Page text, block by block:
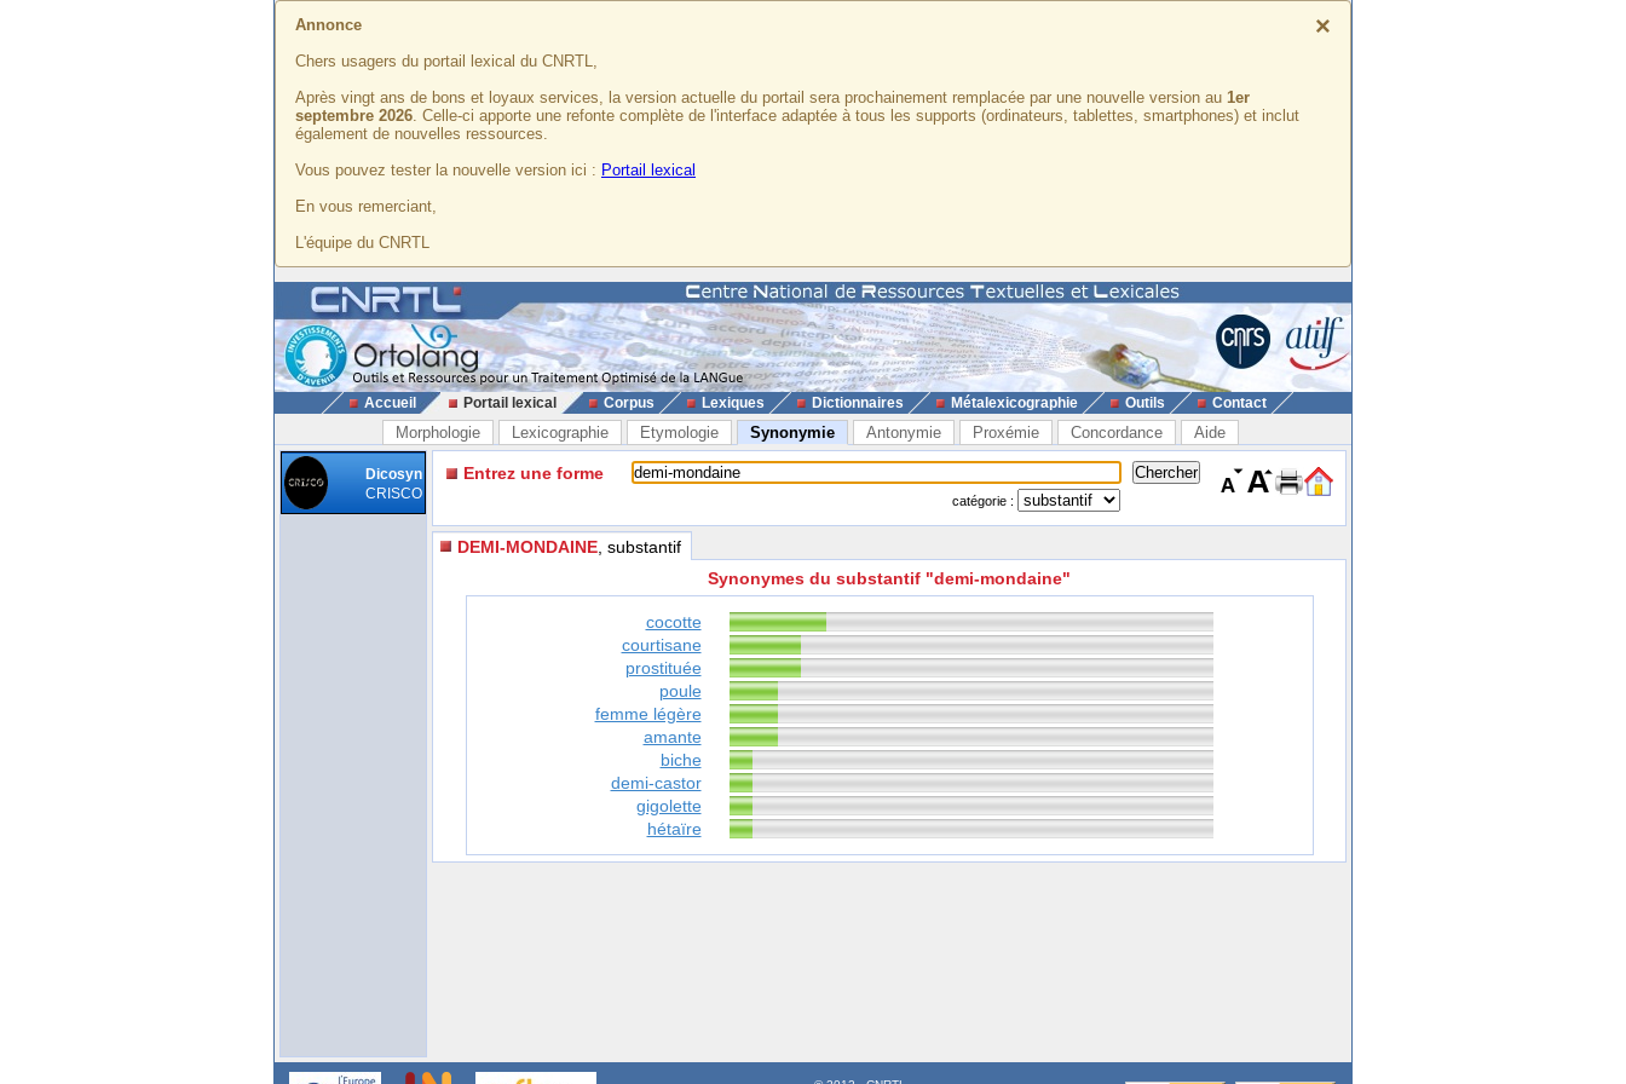
×
Annonce
Chers usagers du portail lexical du CNRTL,
Après vingt ans de bons et loyaux services, la version actuelle du portail sera prochainement remplacée par une nouvelle version au 1er
septembre 2026. Celle-ci apporte une refonte complète de l'interface adaptée à tous les supports (ordinateurs, tablettes, smartphones) et inclut
également de nouvelles ressources.
Vous pouvez tester la nouvelle version ici : Portail lexical
En vous remerciant,
L'équipe du CNRTL
Accueil Portail lexical Corpus Lexiques Dictionnaires Métalexicographie Outils Contact
Morphologie Lexicographie Etymologie Synonymie Antonymie Proxémie Concordance Aide
Dicosyn
CRISCO
Entrez une forme
catégorie :
DEMI-MONDAINE , substantif
Synonymes du substantif "demi-mondaine"
cocotte
courtisane
prostituée
poule
femme légère
amante
biche
demi-castor
gigolette
hétaïre